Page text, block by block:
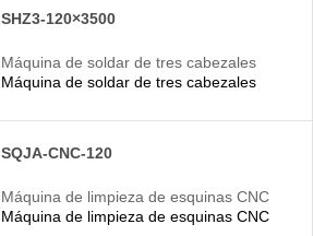
SHZ3-120×3500
Máquina de soldar de tres cabezales
Máquina de soldar de tres cabezales
SQJA-CNC-120
Máquina de limpieza de esquinas CNC
Máquina de limpieza de esquinas CNC